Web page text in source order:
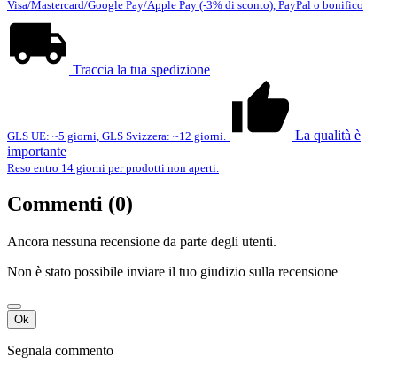
Visa/Mastercard/Google Pay/Apple Pay (-3% di sconto), PayPal o bonifico
Traccia la tua spedizione
GLS UE: ~5 giorni, GLS Svizzera: ~12 giorni.
La qualità è
importante
Reso entro 14 giorni per prodotti non aperti.
Commenti (0)
Ancora nessuna recensione da parte degli utenti.
Non è stato possibile inviare il tuo giudizio sulla recensione
Ok
Segnala commento